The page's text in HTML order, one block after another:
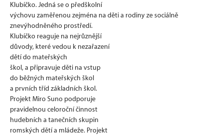
Klubíčko. Jedná se o předškolní
výchovu zaměřenou zejména na děti a rodiny ze sociálně
znevýhodněného prostředí.
Klubíčko reaguje na nejrůznější
důvody, které vedou k nezařazení
dětí do mateřských
škol, a připravuje děti na vstup
do běžných mateřských škol
a prvních tříd základních škol.
Projekt Miro Suno podporuje
pravidelnou celoroční činnost
hudebních a tanečních skupin
romských dětí a mládeže. Projekt